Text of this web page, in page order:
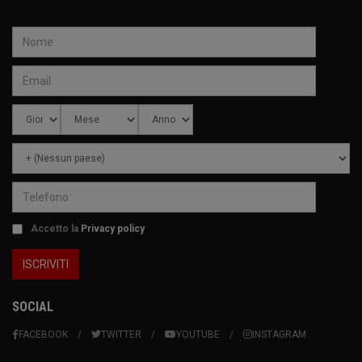
Accetto la Privacy policy
SOCIAL
FACEBOOK TWITTER YOUTUBE INSTAGRAM